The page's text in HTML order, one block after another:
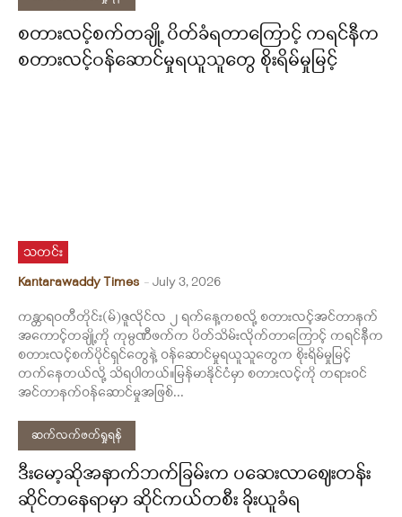
စတားလင့်စက်တချို့ ပိတ်ခံရတာကြောင့် ကရင်နီက
စတားလင့်ဝန်ဆောင်မှုရယူသူတွေ စိုးရိမ်မှုမြင့်
သတင်း
Kantarawaddy Times - July 3, 2026
ကန္တာရဝတီတိုင်း(မ်)ဇူလိုင်လ ၂ ရက်နေ့ကစလို့ စတားလင့်အင်တာနက်
အကောင့်တချို့ကို ကုမ္ပဏီဖက်က ပိတ်သိမ်းလိုက်တာကြောင့် ကရင်နီက
စတားလင့်စက်ပိုင်ရှင်တွေနဲ့ ဝန်ဆောင်မှုရယူသူတွေက စိုးရိမ်မှုမြင့်
တက်နေတယ်လို့ သိရပါတယ်။မြန်မာနိုင်ငံမှာ စတားလင့်ကို တရားဝင်
အင်တာနက်ဝန်ဆောင်မှုအဖြစ်...
ဆက်လက်ဖတ်ရှုရန်
ဒီးမော့ဆိုအနာက်ဘက်ခြမ်းက ပဆေးလာဈေးတန်း
ဆိုင်တနေရာမှာ ဆိုင်ကယ်တစီး ခိုးယူခံရ